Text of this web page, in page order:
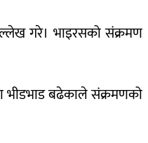
गरे। भाइरसको संक्रमण
भीडभाड बढेकाले संक्रमणको